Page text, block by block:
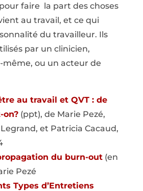
faire la part des choses
au travail, et ce qui
du travailleur. Ils
par un clinicien,
même, ou un acteur de
au travail et QVT : de
on?(ppt), de Marie Pezé,
et Patricia Cacaud,
du burn-out(en
Pezé
Types d’Entretiens